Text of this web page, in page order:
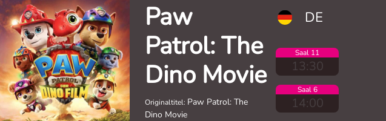
Paw
Patrol: The
Dino Movie
Originaltitel: Paw Patrol: The
Dino Movie
DE
Saal 11
13:30
Saal 6
14:00